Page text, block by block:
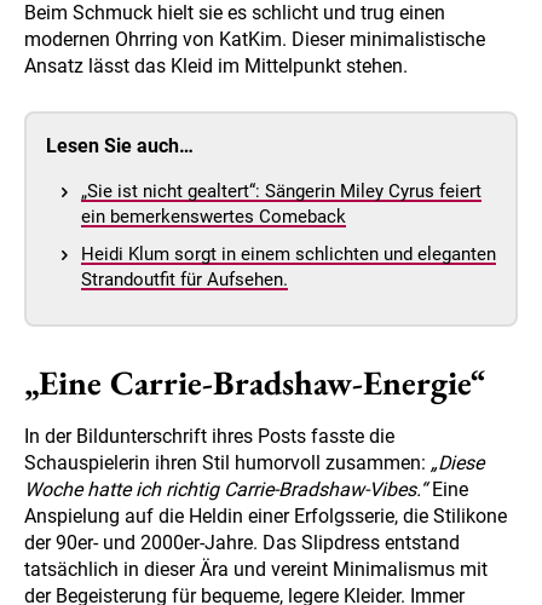
Beim Schmuck hielt sie es schlicht und trug einen
modernen Ohrring von KatKim. Dieser minimalistische
Ansatz lässt das Kleid im Mittelpunkt stehen.
Lesen Sie auch…
„Sie ist nicht gealtert“: Sängerin Miley Cyrus feiert
ein bemerkenswertes Comeback
Heidi Klum sorgt in einem schlichten und eleganten
Strandoutfit für Aufsehen.
„Eine Carrie-Bradshaw-Energie“
In der Bildunterschrift ihres Posts fasste die
Schauspielerin ihren Stil humorvoll zusammen: „Diese
Woche hatte ich richtig Carrie-Bradshaw-Vibes.“Eine
Anspielung auf die Heldin einer Erfolgsserie, die Stilikone
der 90er- und 2000er-Jahre. Das Slipdress entstand
tatsächlich in dieser Ära und vereint Minimalismus mit
der Begeisterung für bequeme, legere Kleider. Immer